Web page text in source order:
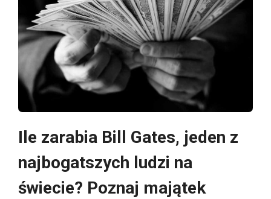
Ile zarabia Bill Gates, jeden z
najbogatszych ludzi na
świecie? Poznaj majątek